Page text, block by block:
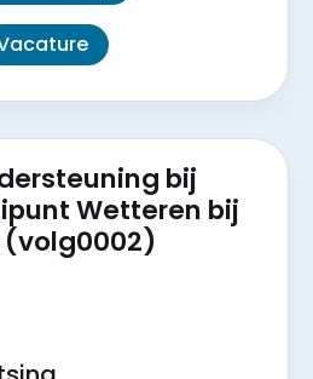
bij
Wetteren bij
(volg0002)